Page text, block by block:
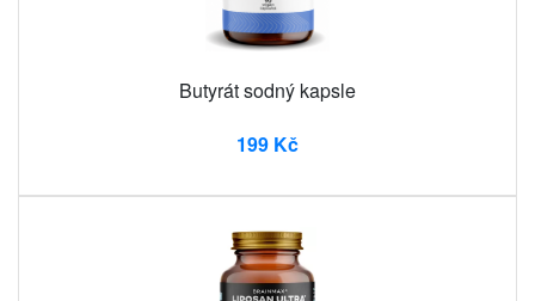
Butyrát sodný kapsle
199 Kč